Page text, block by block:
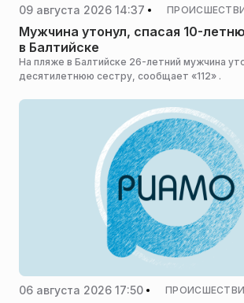
09 августа 2026 14:37
Мужчина утонул, спасая 10-
в Балтийске
На пляже в Балтийске 26-летний мужчина
десятилетнюю сестру, сообщает «112» .
06 августа 2026 17:50